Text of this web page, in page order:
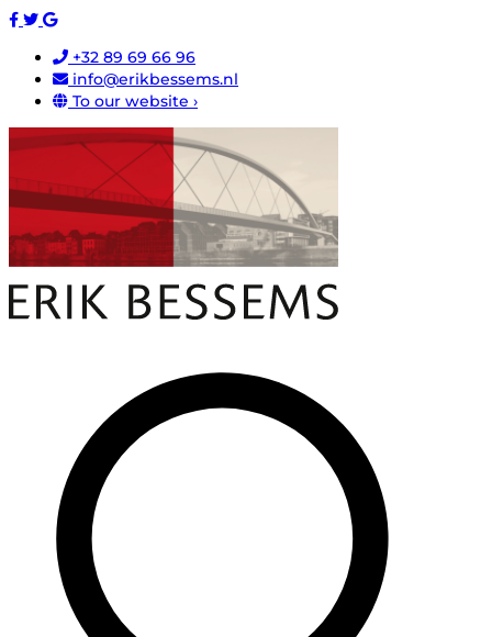
+32 89 69 66 96
info@erikbessems.nl
To our website ›